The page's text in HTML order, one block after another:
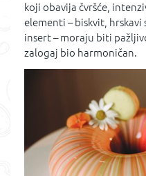
koji obavija čvršće,
elementi – biskvit,
insert – moraju biti
zalogaj bio harmoničan.